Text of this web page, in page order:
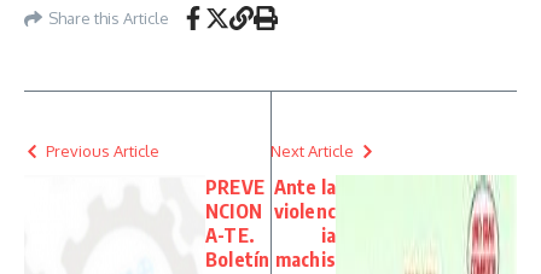
Share this Article
Previous Article
PREVE
NCION
A-TE.
Boletín
Next Article
Ante la
violenc
ia
machis